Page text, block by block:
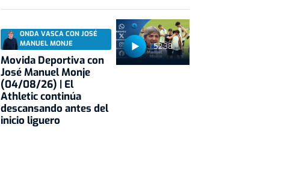
52:38
ONDA VASCA CON JOSÉ
MANUEL MONJE
Movida Deportiva con
José Manuel Monje
(04/08/26) | El
Athletic continúa
descansando antes del
inicio liguero